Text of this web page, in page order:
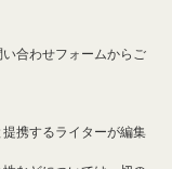
合わせフォームからご
携するライターが編集